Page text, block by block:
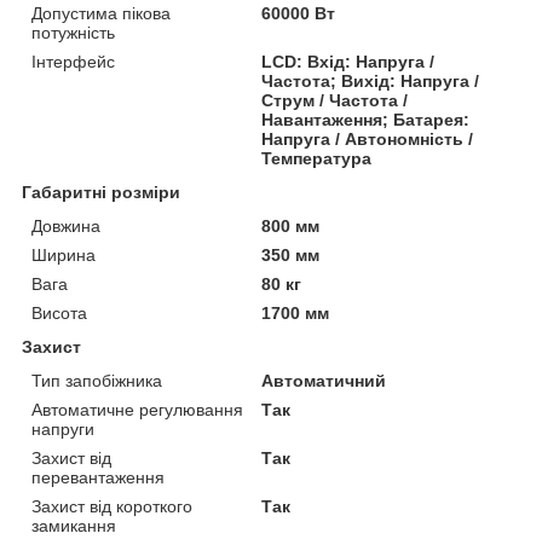
Допустима пікова
потужність
60000 Вт
Інтерфейс
LCD: Вхід: Напруга /
Частота; Вихід: Напруга /
Струм / Частота /
Навантаження; Батарея:
Напруга / Автономність /
Температура
Габаритні розміри
Довжина
800 мм
Ширина
350 мм
Вага
80 кг
Висота
1700 мм
Захист
Тип запобіжника
Автоматичний
Автоматичне регулювання
напруги
Так
Захист від
перевантаження
Так
Захист від короткого
замикання
Так